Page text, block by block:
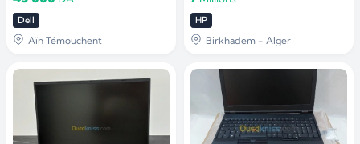
Dell
Aïn Témouchent
HP
Birkhadem - Alger